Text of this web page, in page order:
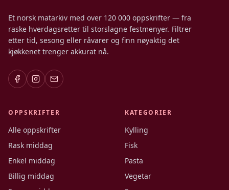
Et norsk matarkiv med over 120 000 oppskrifter — fra
raske hverdagsretter til storslagne festmenyer. Filtrer
etter tid, sesong eller råvarer og finn nøyaktig det
kjøkkenet trenger akkurat nå.
OPPSKRIFTER
Alle oppskrifter
Rask middag
Enkel middag
Billig middag
KATEGORIER
Kylling
Fisk
Pasta
Vegetar